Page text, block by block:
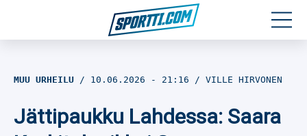
MUU URHEILU 10.06.2026 - 21:16 VILLE HIRVONEN
Jättipaukku Lahdessa: Saara